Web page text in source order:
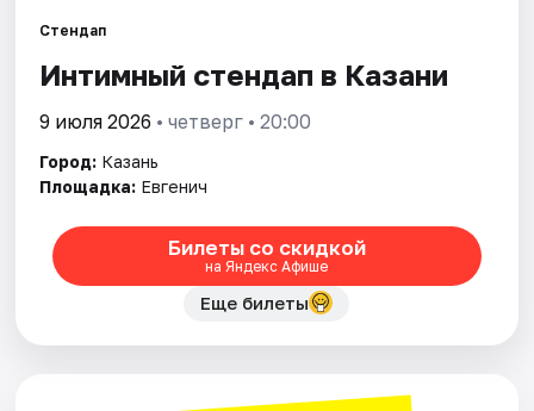
Города
Площадки
Артисты
Рейтинги
Стендап
Интимный стендап в Казани
9 июля 2026 • четверг • 20:00
Город: Казань
Площадка: Евгенич
Билеты со скидкой
на Яндекс Афише
Еще билеты